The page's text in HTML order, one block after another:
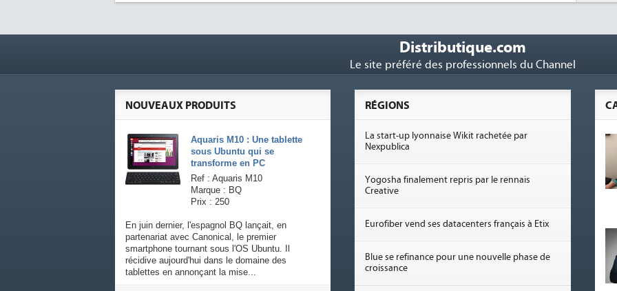
Distributique.com
Le site préféré des professionnels du Channel
NOUVEAUX PRODUITS
Aquaris M10 : Une tablette
sous Ubuntu qui se
transforme en PC
Ref : Aquaris M10
Marque : BQ
Prix : 250
En juin dernier, l'espagnol BQ lançait, en
partenariat avec Canonical, le premier
smartphone tournant sous l'OS Ubuntu. Il
récidive aujourd'hui dans le domaine des
tablettes en annonçant la mise...
RÉGIONS
La start-up lyonnaise Wikit rachetée par
Nexpublica
Yogosha finalement repris par le rennais
Creative
Eurofiber vend ses datacenters français à Etix
Blue se refinance pour une nouvelle phase de
croissance